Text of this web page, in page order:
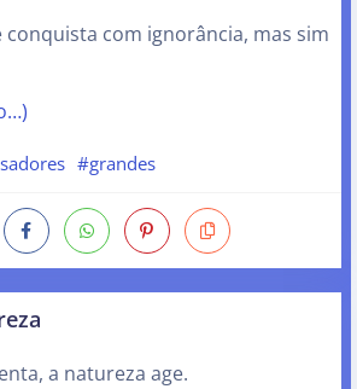
conquista com ignorância, mas sim
#grandes
a natureza age.